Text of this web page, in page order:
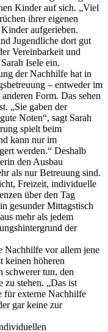
Kinder auf sich. „Viel
ihrer eigenen
aufgerieben.
Jugendliche dort gut
Vereinbarkeit und
Isele ein.
der Nachhilfe hat in
– entweder im
Form. Das sehen
„Sie gaben der
Noten“, sagt Sarah
spielt beim
kann nur im
werden.“ Deshalb
den Ausbau
als nur Betreuung sind.
Freizeit, individuelle
über den Tag
gesunder Mittagstisch
mehr als jedem
der
Nachhilfe vor allem jene
keinen höheren
schwerer tun, den
zu stehen. „Das ist
für externe Nachhilfe
gar keine zur